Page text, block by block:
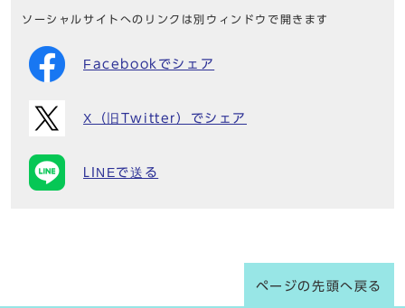
ソーシャルサイトへのリンクは別ウィンドウで開きます
Facebookでシェア
X（旧Twitter）でシェア
LINEで送る
ページの先頭へ戻る